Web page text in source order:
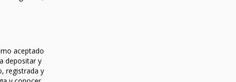
aceptado
depositar y
registrada y